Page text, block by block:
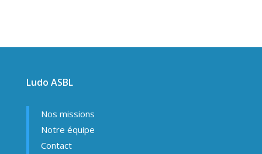
Ludo ASBL
Nos missions
Notre équipe
Contact